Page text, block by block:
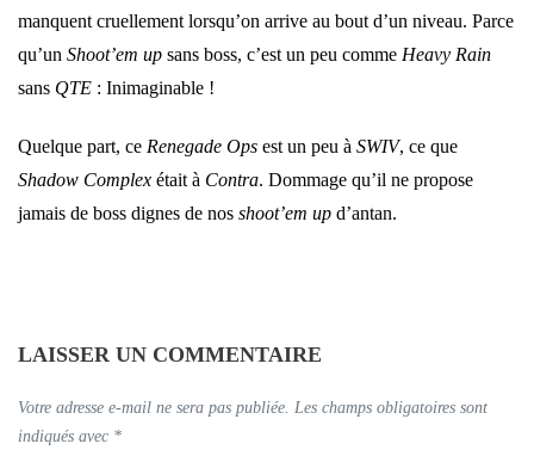
manquent cruellement lorsqu’on arrive au bout d’un niveau. Parce
qu’un Shoot’em up sans boss, c’est un peu comme Heavy Rain
sans QTE : Inimaginable !
Quelque part, ce Renegade Ops est un peu à SWIV, ce que
Shadow Complex était à Contra. Dommage qu’il ne propose
jamais de boss dignes de nos shoot’em up d’antan.
LAISSER UN COMMENTAIRE
Votre adresse e-mail ne sera pas publiée. Les champs obligatoires sont
indiqués avec *